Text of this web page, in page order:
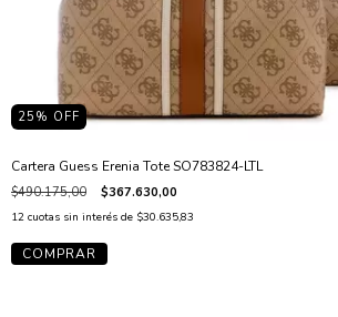
25 % OFF
Cartera Guess Erenia Tote SO783824-LTL
$490.175,00 $367.630,00
12 cuotas sin interés de $30.635,83